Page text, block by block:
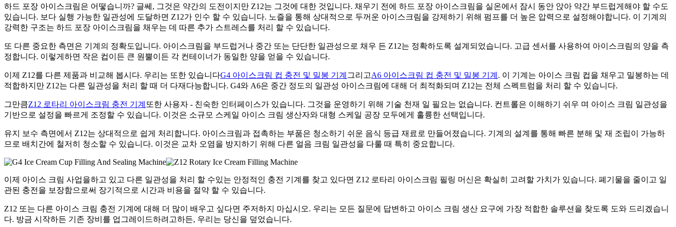
하드 포장 아이스크림은 어떻습니까? 글쎄, 그것은 약간의 도전이지만 Z12는 그것에 대한 것입니다. 채우기 전에 하드 포장 아이스크림을 실온에서 잠시 동안 앉아 약간 부드럽게해야 할 수도
있습니다. 보다 실행 가능한 일관성에 도달하면 Z12가 인수 할 수 있습니다. 노즐을 통해 상대적으로 두꺼운 아이스크림을 강제하기 위해 펌프를 더 높은 압력으로 설정해야합니다. 이 기계의
강력한 구조는 하드 포장 아이스크림을 채우는 데 따른 추가 스트레스를 처리 할 수 ​​있습니다.
또 다른 중요한 측면은 기계의 정확도입니다. 아이스크림을 부드럽거나 중간 또는 단단한 일관성으로 채우 든 Z12는 정확하도록 설계되었습니다. 고급 센서를 사용하여 아이스크림의 양을 측
정합니다. 이렇게하면 작은 컵이든 큰 원뿔이든 각 컨테이너가 동일한 양을 얻을 수 있습니다.
이제 Z12를 다른 제품과 비교해 봅시다. 우리는 또한 있습니다G4 아이스크림 컵 충전 및 밀봉 기계 그리고A6 아이스크림 컵 충전 및 밀봉 기계 . 이 기계는 아이스 크림 컵을 채우고 밀봉하는 데
적합하지만 Z12는 다른 일관성을 처리 할 때 더 다재다능합니다. G4와 A6은 중간 정도의 일관성 아이스크림에 대해 더 최적화되며 Z12는 전체 스펙트럼을 처리 할 수 ​​있습니다.
그만큼Z12 로타리 아이스크림 충전 기계 또한 사용자 - 친숙한 인터페이스가 있습니다. 그것을 운영하기 위해 기술 천재 일 필요는 없습니다. 컨트롤은 이해하기 쉬우 며 아이스 크림 일관성을
기반으로 설정을 빠르게 조정할 수 있습니다. 이것은 소규모 스케일 아이스 크림 생산자와 대형 스케일 공장 모두에게 훌륭한 선택입니다.
유지 보수 측면에서 Z12는 상대적으로 쉽게 처리합니다. 아이스크림과 접촉하는 부품은 청소하기 쉬운 음식 등급 재료로 만들어졌습니다. 기계의 설계를 통해 빠른 분해 및 재 조립이 가능하
므로 배치간에 철저히 청소할 수 있습니다. 이것은 교차 오염을 방지하기 위해 다른 얼음 크림 일관성을 다룰 때 특히 중요합니다.
이제 아이스 크림 사업을하고 있고 다른 일관성을 처리 할 수있는 안정적인 충전 기계를 찾고 있다면 Z12 로타리 아이스크림 필링 머신은 확실히 고려할 가치가 있습니다. 폐기물을 줄이고 일
관된 충전을 보장함으로써 장기적으로 시간과 비용을 절약 할 수 있습니다.
Z12 또는 다른 아이스 크림 충전 기계에 대해 더 많이 배우고 싶다면 주저하지 마십시오. 우리는 모든 질문에 답변하고 아이스 크림 생산 요구에 가장 적합한 솔루션을 찾도록 도와 드리겠습니
다. 방금 시작하든 기존 장비를 업그레이드하려고하든, 우리는 당신을 덮었습니다.